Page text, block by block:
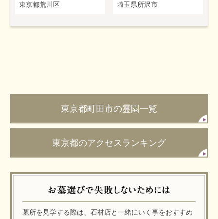
東京都荒川区 埼玉県所沢市
東京都町田市の霊園一覧
東京都のアクセスランキング
墓所を見学する際は、石材店と一緒にいく事をおすすめ